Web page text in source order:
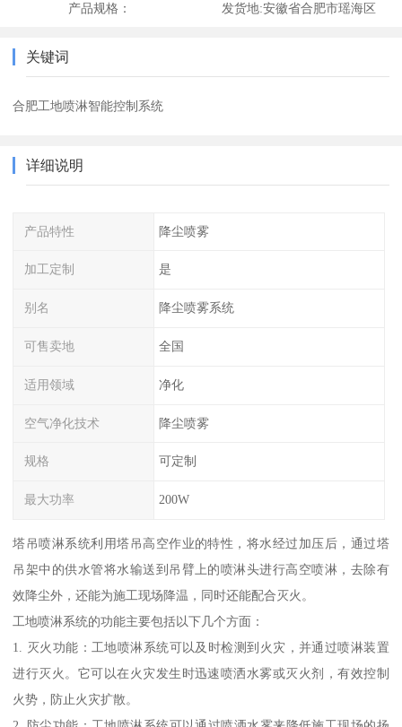
产品规格： 发货地:安徽省合肥市瑶海区
关键词
合肥工地喷淋智能控制系统
详细说明
产品特性 降尘喷雾
加工定制 是
别名 降尘喷雾系统
可售卖地 全国
适用领域 净化
空气净化技术 降尘喷雾
规格 可定制
最大功率 200W
塔吊喷淋系统利用塔吊高空作业的特性，将水经过加压后，通过塔
吊架中的供水管将水输送到吊臂上的喷淋头进行高空喷淋，去除有
效降尘外，还能为施工现场降温，同时还能配合灭火。
工地喷淋系统的功能主要包括以下几个方面：
1. 灭火功能：工地喷淋系统可以及时检测到火灾，并通过喷淋装置
进行灭火。它可以在火灾发生时迅速喷洒水雾或灭火剂，有效控制
火势，防止火灾扩散。